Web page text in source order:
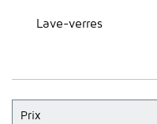
Lave-verres
Prix